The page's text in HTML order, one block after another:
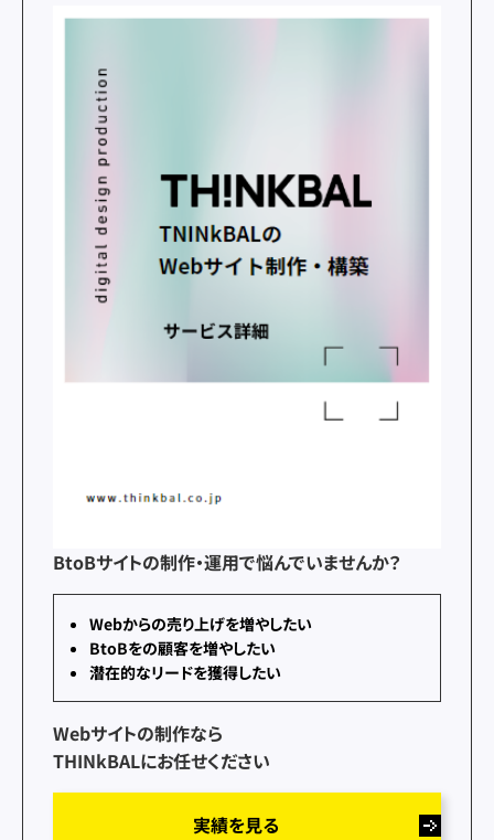
BtoBサイトの制作・運用で悩んでいませんか？
Webからの売り上げを増やしたい
BtoBをの顧客を増やしたい
潜在的なリードを獲得したい
Webサイトの制作なら
THINkBALにお任せください
実績を見る